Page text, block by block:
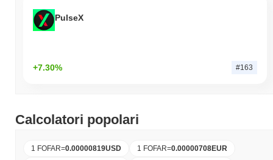
PulseX
+7.30% #163
Calcolatori popolari
1 FOFAR=0.00000819USD 1 FOFAR=0.00000708EUR